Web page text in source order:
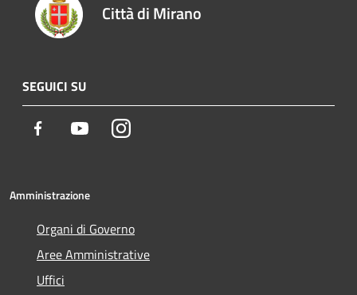
Città di Mirano
SEGUICI SU
Facebook YoutubeInstagram
Amministrazione
Organi di Governo
Aree Amministrative
Uffici